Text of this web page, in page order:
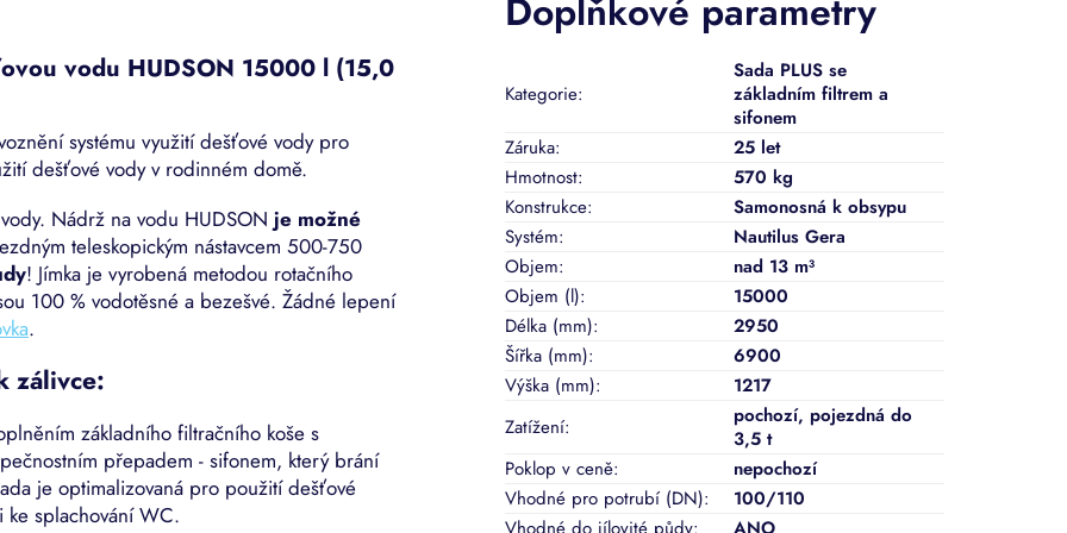
vodu HUDSON 15000 l (15,0
systému využití dešťové vody pro
dešťové vody v rodinném domě.
Nádrž na vodu HUDSON je možné
teleskopickým nástavcem 500-750
! Jímka je vyrobená metodou rotačního
100 % vodotěsné a bezešvé. Žádné lepení
.
zálivce:
základního filtračního koše s
přepadem - sifonem, který brání
je optimalizovaná pro použití dešťové
ke splachování WC.
Doplňkové parametry
Kategorie:
Sada PLUS se
základním filtrem a
sifonem
Záruka:
25 let
Hmotnost:
570 kg
Konstrukce:
Samonosná k obsypu
Systém:
Nautilus Gera
Objem:
nad 13 m³
Objem (l):
15000
Délka (mm):
2950
Šířka (mm):
6900
Výška (mm):
1217
Zatížení: pochozí, pojezdná do
3,5 t
Poklop v ceně:
nepochozí
Vhodné pro potrubí (DN):
100/110